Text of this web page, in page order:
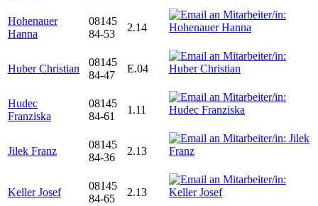
Hohenauer
Hanna
08145
84-53
2.14
Huber Christian
08145
84-47
E.04
Hudec
Franziska
08145
84-61
1.11
Jilek Franz
08145
84-36
2.13
Keller Josef
08145
84-65
2.13